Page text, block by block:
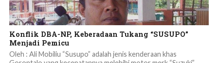
Konflik DBA-NP, Keberadaan Tukang “SUSUPO”
Menjadi Pemicu
Oleh : Ali Mobiliu “Susupo” adalah jenis kenderaan khas